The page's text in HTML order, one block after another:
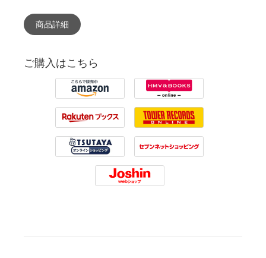
商品詳細
ご購入はこちら
Amazon HMV
Rakuten Tower Records
Tsutaya 7net
Joshin